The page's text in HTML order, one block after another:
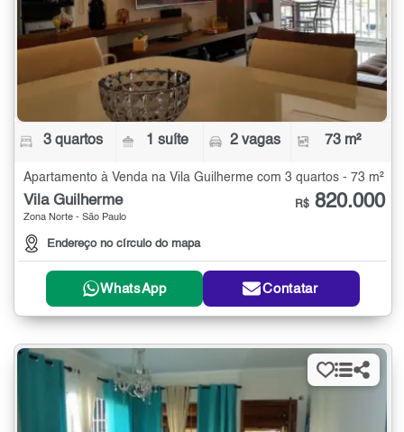
3 quartos 1 suíte 2 vagas 73 m²
Apartamento à Venda na Vila Guilherme com 3 quartos - 73 m²
Vila Guilherme
Zona Norte - São Paulo
Endereço no círculo do mapa
R$ 820.000
WhatsApp Contatar